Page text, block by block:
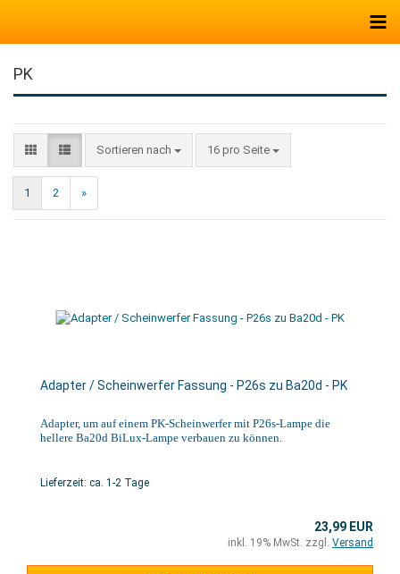
PK
Sortieren nach 16 pro Seite
1 2 »
Adapter / Scheinwerfer Fassung - P26s zu Ba20d - PK
Adapter, um auf einem PK-Scheinwerfer mit P26s-Lampe die
hellere Ba20d BiLux-Lampe verbauen zu können.
Lieferzeit: ca. 1-2 Tage
23,99 EUR
inkl. 19% MwSt. zzgl. Versand